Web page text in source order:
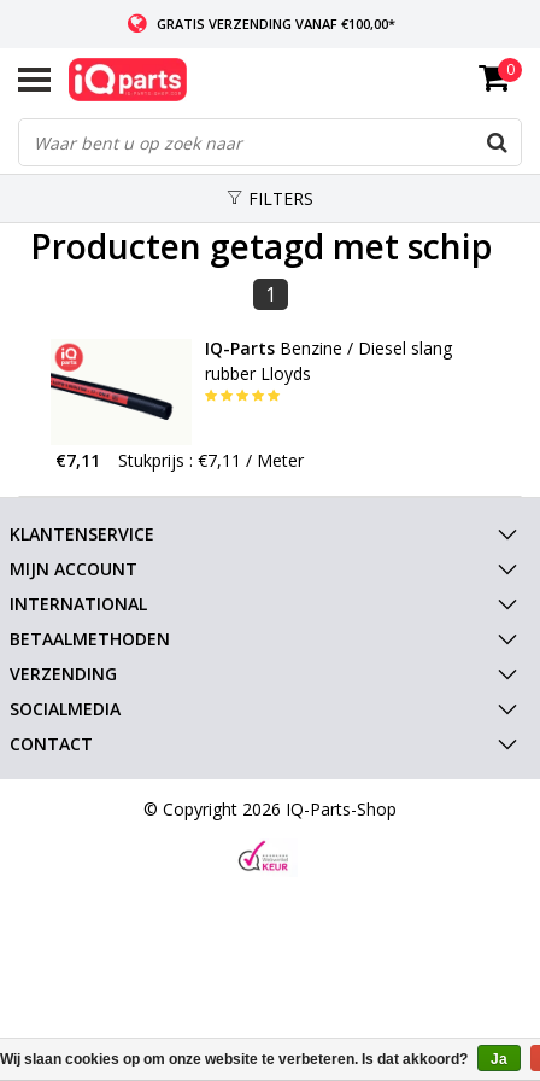
GRATIS VERZENDING VANAF €100,00*
INDIEN VOORRADIG: VOOR 14:00 BESTELD, ZELFDE DAG VERZONDEN
WERELDWIJDE LEVERING
0
FILTERS
Producten getagd met schip
1
IQ-Parts Benzine / Diesel slang
rubber Lloyds
€7,11 Stukprijs : €7,11 / Meter
KLANTENSERVICE
MIJN ACCOUNT
INTERNATIONAL
BETAALMETHODEN
VERZENDING
SOCIALMEDIA
CONTACT
© Copyright 2026 IQ-Parts-Shop
Wij slaan cookies op om onze website te verbeteren. Is dat akkoord? Ja